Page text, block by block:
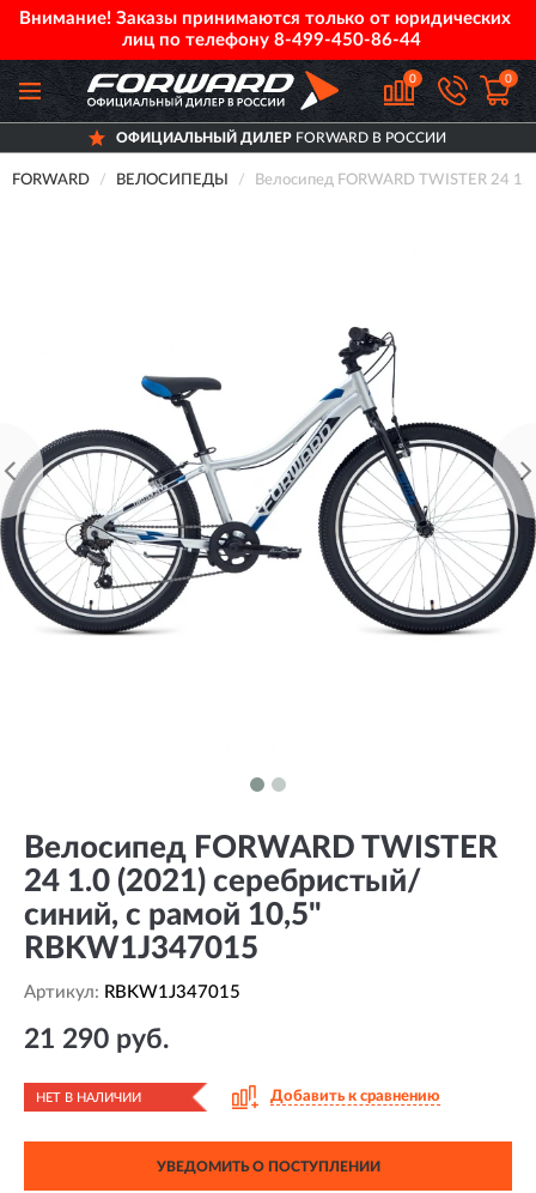
Внимание! Заказы принимаются только от юридических
лиц по телефону 8-499-450-86-44
0 0
ОФИЦИАЛЬНЫЙ ДИЛЕРFORWARD В РОССИИ
FORWARD ВЕЛОСИПЕДЫ Велосипед FORWARD TWISTER 24
Велосипед FORWARD TWISTER
24 1.0 (2021) серебристый/
синий, с рамой 10,5"
RBKW1J347015
Артикул: RBKW1J347015
21 290 руб.
НЕТ В НАЛИЧИИ Добавить к сравнению
УВЕДОМИТЬ О ПОСТУПЛЕНИИ